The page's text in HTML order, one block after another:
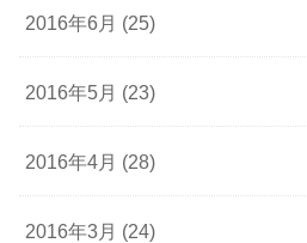
2016年6月 (25)
2016年5月 (23)
2016年4月 (28)
2016年3月 (24)